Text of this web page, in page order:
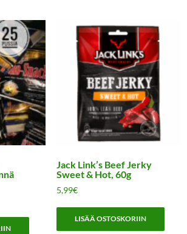
Jack Link’s Beef Jerky
Sweet & Hot, 60g
5,99€
LISÄÄ OSTOSKORIIN